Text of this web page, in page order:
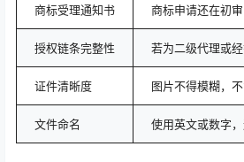
商标受理通知书 商标申请还在初
授权链条完整性 若为二级代理或
证件清晰度 图片不得模糊，
文件命名 使用英文或数字